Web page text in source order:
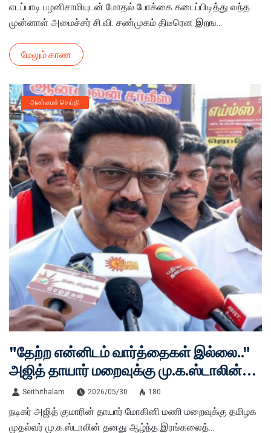
எடப்பாடி பழனிசாமியுடன் மோதல் போக்கை கடைப்பிடித்து வந்த
முன்னாள் அமைச்சர் சி.வி. சண்முகம் திடீரென இறங...
மேலும் காண
அண்மைச் செய்தி
"தேற்ற என்னிடம் வார்த்தைகள் இல்லை.."
அஜித் தாயார் மறைவுக்கு மு.க.ஸ்டாலின்
இரங்கல்!
Seithithalam 2026/05/30 180
நடிகர் அஜித் குமாரின் தாயார் மோகினி மணி மறைவுக்கு தமிழக
முதல்வர் மு.க.ஸ்டாலின் தனது ஆழ்ந்த இரங்கலைத்...